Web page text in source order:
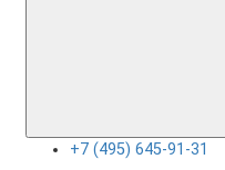
+7 (495) 645-91-31